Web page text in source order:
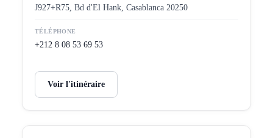
J927+R75, Bd d'El Hank, Casablanca 20250
TÉLÉPHONE
+212 8 08 53 69 53
Voir l'itinéraire